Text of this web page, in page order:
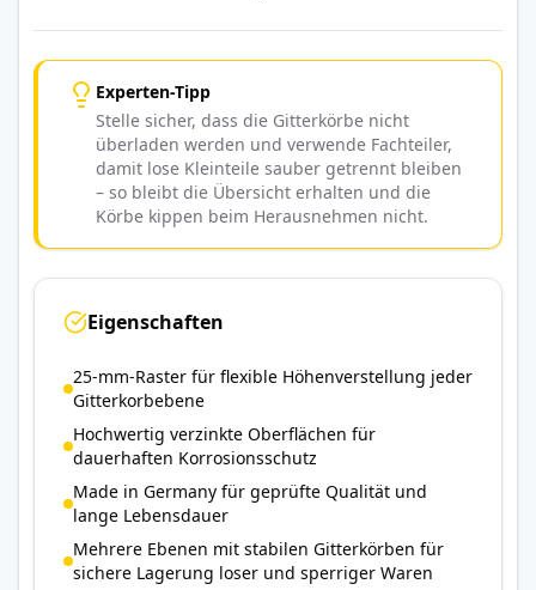
Experten-Tipp
Stelle sicher, dass die Gitterkörbe nicht
überladen werden und verwende Fachteiler,
damit lose Kleinteile sauber getrennt bleiben
– so bleibt die Übersicht erhalten und die
Körbe kippen beim Herausnehmen nicht.
Eigenschaften
25-mm-Raster für flexible Höhenverstellung jeder
Gitterkorbebene
Hochwertig verzinkte Oberflächen für
dauerhaften Korrosionsschutz
Made in Germany für geprüfte Qualität und
lange Lebensdauer
Mehrere Ebenen mit stabilen Gitterkörben für
sichere Lagerung loser und sperriger Waren